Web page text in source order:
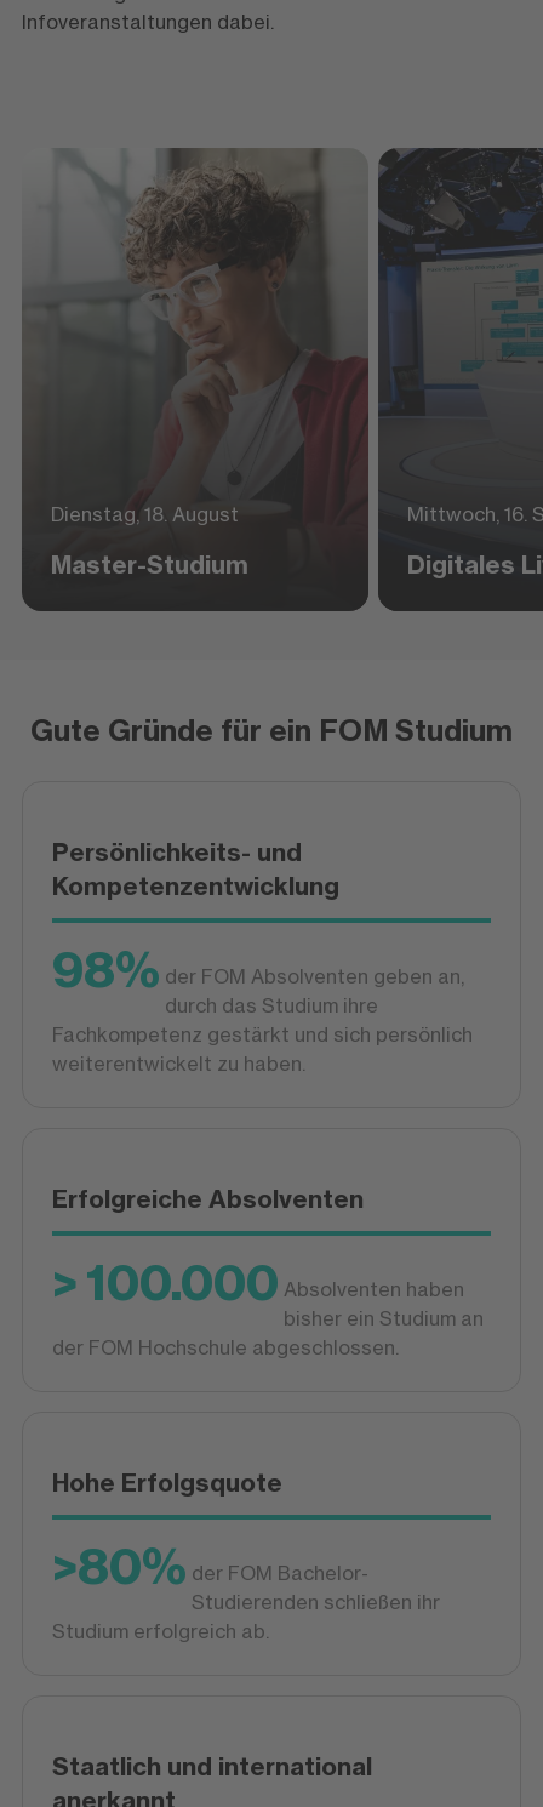
Infoveranstaltungen dabei.
Dienstag, 18. August
Master-Studium
Mittwoch, 16.
Digitales
Gute Gründe für ein FOM Studium
Persönlichkeits- und
Kompetenzentwicklung
98% der FOM Absolventen geben an,
durch das Studium ihre
Fachkompetenz gestärkt und sich persönlich
weiterentwickelt zu haben.
Erfolgreiche Absolventen
> 100.000 Absolventen haben
bisher ein Studium an
der FOM Hochschule abgeschlossen.
Hohe Erfolgsquote
>80% der FOM Bachelor-
Studierenden schließen ihr
Studium erfolgreich ab.
Staatlich und international
anerkannt